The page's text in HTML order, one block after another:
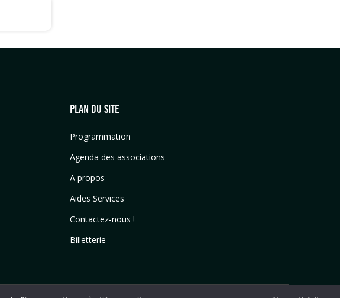
PLAN DU SITE
Programmation
Agenda des associations
A propos
Aides Services
Contactez-nous !
Billetterie